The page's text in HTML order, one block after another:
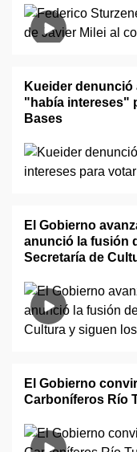
Kueider
"había intereses"
Bases
El Gobierno
anunció la fusión
Secretaría de
El Gobierno
Carboníferos Río